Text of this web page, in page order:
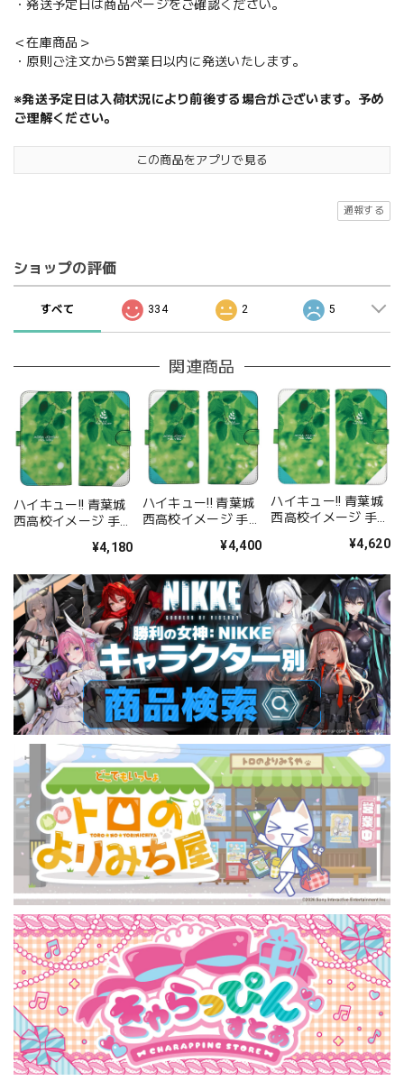
・発送予定日は商品ページをご確認ください。
＜在庫商品＞
・原則ご注文から5営業日以内に発送いたします。
※発送予定日は入荷状況により前後する場合がございます。予め
ご理解ください。
この商品をアプリで見る
通報する
ショップの評価
すべて 334 2 5
関連商品
ハイキュー!! 青葉城
西高校イメージ 手帳
¥4,180
ハイキュー!! 青葉城
西高校イメージ 手帳
¥4,400
ハイキュー!! 青葉城
西高校イメージ 手帳
¥4,620